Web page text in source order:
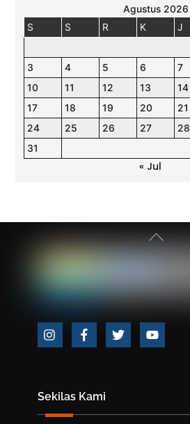
Agustus 2026
S
S R K J
3
4 5 6 7
10
11 12 13 14
17
18 19 20 21
24
25 26 27 28
31
« Jul
Back
Icon
Icon
Icon
Icon
Sekilas Kami